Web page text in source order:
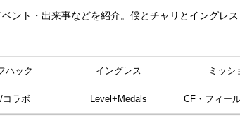
ント・出来事などを紹介。僕とチャリとイングレス
ハック イングレス ミッシ
コラボ Level+Medals CF・フィー